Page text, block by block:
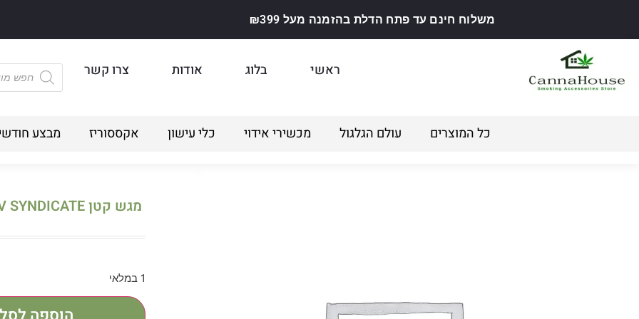
משלוח חינם עד פתח הדלת בהזמנה מעל ₪399
ראשי בלוג אודות צרו קשר
כל המוצרים עולם הגלגול מכשירי אידוי כלי עישון אקססוריז מבצע
מגש קטן V SYNDICATE
1 במלאי